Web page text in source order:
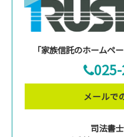
「家族信託のホームペ
メールで
司法書